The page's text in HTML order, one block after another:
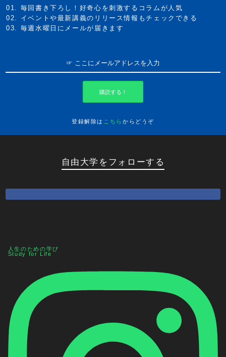
毎回書き下ろし！好奇心を刺激するコラムが人気
イベントや最新講義のリリース情報もチェックできる
毎週水曜日にメールが届きます
購読する！
登録解除は こちら からどうぞ
自由大学をフォローする
人生のための学び
Study for Life